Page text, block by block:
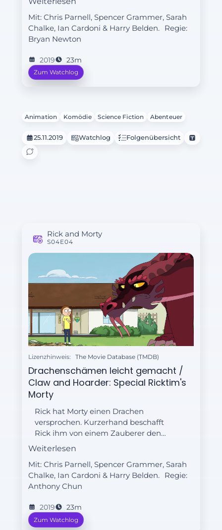
Convention. Schließlich kommt es auf
der Convention zu Streit mit Miles
und daraus resultiert ein Heist-Duell
Mit: Chris Parnell, Spencer Grammer, Sarah
Chalke, Ian Cardoni & Harry Belden.
Regie:
Bryan Newton
2019 23m
Zum Watchlog
Animation Komödie Science Fiction Abenteuer
25.11.2019 Watchlog Folgenübersicht
Rick and Morty
S04E04
Lizenzhinweis: The Movie Database (TMDB)
Drachenschämen leicht gemacht /
Claw and Hoarder: Special Ricktim's
Morty
Rick hat Morty einen Drachen
versprochen. Kurzerhand beschafft
Rick ihm von einem Zauberer den
Drachen Balthromaw, der eine
Doch bald merkt Morty, dass der
Drache genervt von Menschen ist.
Rick hingegen entdeckt in der Höhle
Weiterlesen
Mit: Chris Parnell, Spencer Grammer, Sarah
Chalke, Ian Cardoni & Harry Belden.
Regie:
Anthony Chun
2019 23m
Zum Watchlog